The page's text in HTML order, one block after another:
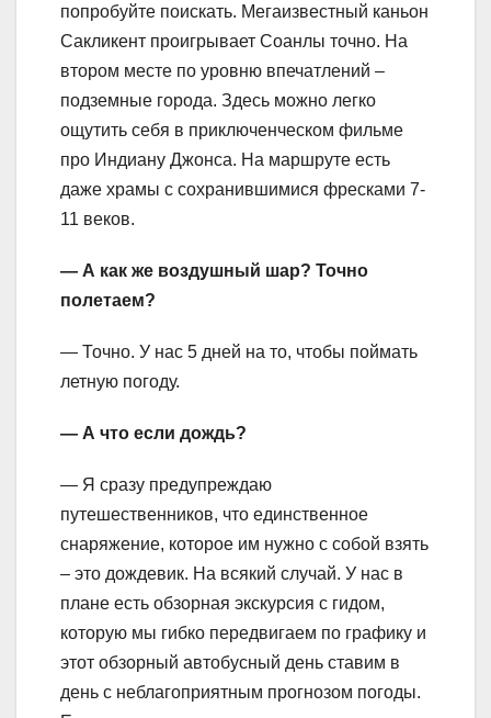
попробуйте поискать. Мегаизвестный каньон
Сакликент проигрывает Соанлы точно. На
втором месте по уровню впечатлений –
подземные города. Здесь можно легко
ощутить себя в приключенческом фильме
про Индиану Джонса. На маршруте есть
даже храмы с сохранившимися фресками 7-
11 веков.
— А как же воздушный шар? Точно
полетаем?
— Точно. У нас 5 дней на то, чтобы поймать
летную погоду.
— А что если дождь?
— Я сразу предупреждаю
путешественников, что единственное
снаряжение, которое им нужно с собой взять
– это дождевик. На всякий случай. У нас в
плане есть обзорная экскурсия с гидом,
которую мы гибко передвигаем по графику и
этот обзорный автобусный день ставим в
день с неблагоприятным прогнозом погоды.